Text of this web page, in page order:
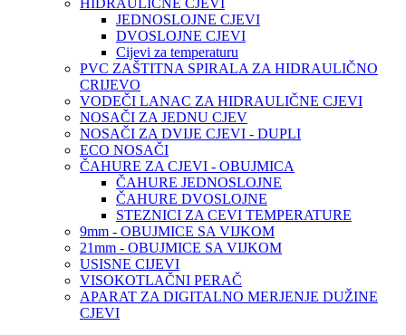
HIDRAULIČNE CJEVI
JEDNOSLOJNE CJEVI
DVOSLOJNE CJEVI
Cijevi za temperaturu
PVC ZAŠTITNA SPIRALA ZA HIDRAULIČNO
CRIJEVO
VODEČI LANAC ZA HIDRAULIČNE CJEVI
NOSAČI ZA JEDNU CJEV
NOSAČI ZA DVIJE CJEVI - DUPLI
ECO NOSAČI
ČAHURE ZA CJEVI - OBUJMICA
ČAHURE JEDNOSLOJNE
ČAHURE DVOSLOJNE
STEZNICI ZA CEVI TEMPERATURE
9mm - OBUJMICE SA VIJKOM
21mm - OBUJMICE SA VIJKOM
USISNE CIJEVI
VISOKOTLAČNI PERAČ
APARAT ZA DIGITALNO MERJENJE DUŽINE
CJEVI